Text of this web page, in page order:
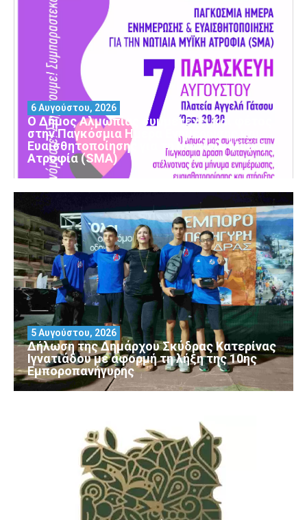
Ο Δήμος Αλμωπίας συμμετέχει και φέτος
στην Παγκόσμια Ημέρα Ενημέρωσης και
Ευαισθητοποίησης για τη Νωτιαία Μυϊκή
Ατροφία (SMA)
6 Αυγούστου, 2026
Δήλωση της Δημάρχου Σκύδρας Κατερίνας
Ιγνατιάδου με αφορμή τη λήξη της 10ης
Εμποροπανήγυρης
5 Αυγούστου, 2026